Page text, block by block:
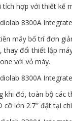
tích hợp với thiết kế
máy bố trí đơn
thay đổi thiết lập
với vỏ máy.
khi đó, toàn bộ các
cỡ lớn 2.7″ đặt tại